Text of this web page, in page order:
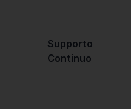
Supporto
Continuo